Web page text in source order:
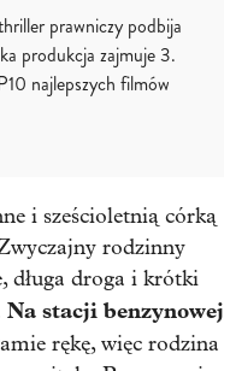
prawniczy podbija
produkcja zajmuje 3.
najlepszych filmów
i sześcioletnią córką
rodzinny
długa droga i krótki
Na stacji benzynowej
rękę, więc rodzina